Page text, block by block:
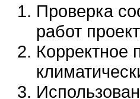
Проверка
работ
Корректное